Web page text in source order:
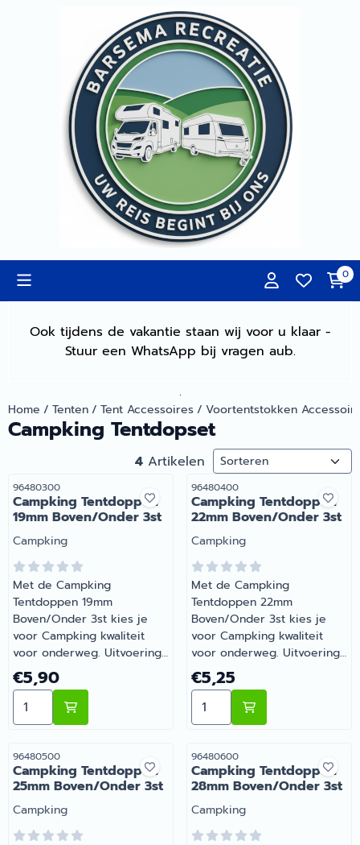
Cookievoorkeuren zijn momenteel gesloten.
0
Ook tijdens de vakantie staan wij voor u klaar -
Stuur een WhatsApp bij vragen aub.
.
Home / Tenten/ Tent Accessoires/ Voortentstokken
Campking Tentdopset
4 Artikelen Sorteermethode
Artikelnummer
96480300
Campking Tentdoppen
19mm Boven/Onder 3st
Merk:
Campking
Met de Campking
Tentdoppen 19mm
Boven/Onder 3st kies je
voor Campking kwaliteit
voor onderweg. Uitvoering:
3 stuks. Een slimme
aanvulling op de uitrusting
van je camper of caravan.
Barsema Recreatie levert
campingonderdelen met
deskundig advies.
Prijs: 5,90
€5,90
Aantal kiezen voor Campking Tentdoppen 19mm
Artikelnummer
96480400
Campking Tentdoppen
22mm Boven/Onder 3st
Merk:
Campking
Met de Campking
Tentdoppen 22mm
Boven/Onder 3st kies je
voor Campking kwaliteit
voor onderweg. Uitvoering:
3 stuks. Zo blijft je camper
of caravan goed
onderhouden en compleet.
Barsema Recreatie levert
campingonderdelen met
deskundig advies.
Prijs: 5,25
€5,25
Aantal kiezen voor
Artikelnummer
96480500
Campking Tentdoppen
25mm Boven/Onder 3st
Merk:
Campking
Artikelnummer
96480600
Campking Tentdoppen
28mm Boven/Onder 3st
Merk:
Campking